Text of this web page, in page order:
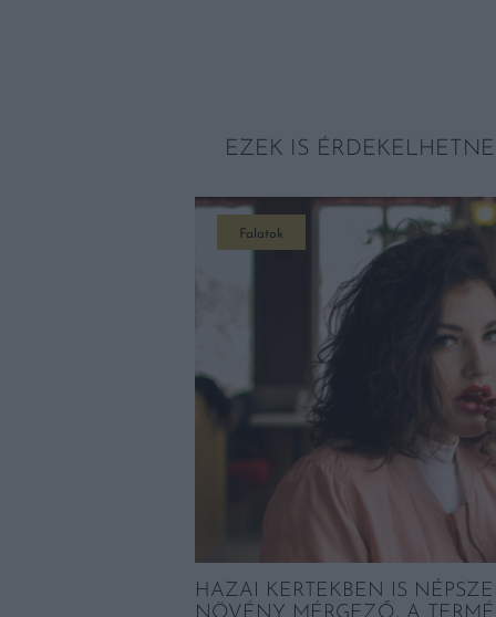
EZEK IS
Falatok
HAZAI KERTEKBEN IS
NÖVÉNY MÉRGEZŐ, A